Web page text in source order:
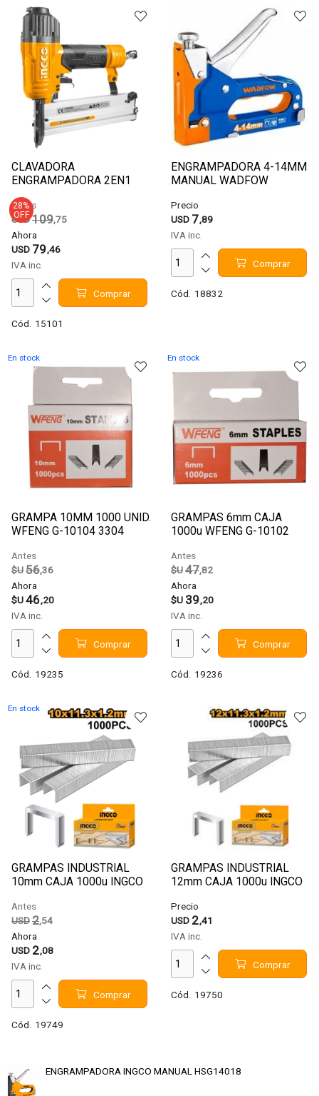
ENGRAMPADORA INGCO MANUAL HSG14018
CLAVADORA
ENGRAMPADORA 2EN1
NEUMATICA INGCO
ACN50401
28%
OFF
Antes
USD109,75
Ahora
USD 79,46
IVA inc.
Comprar
Cód. 15101
ENGRAMPADORA 4-14MM
MANUAL WADFOW
Precio
USD 7,89
IVA inc.
Comprar
Cód. 18832
En stock
GRAMPA 10MM 1000 UNID.
WFENG G-10104 3304
Antes
$U56,36
Ahora
$U46,20
IVA inc.
Comprar
Cód. 19235
En stock
GRAMPAS 6mm CAJA
1000u WFENG G-10102
Antes
$U47,82
Ahora
$U 39,20
IVA inc.
Comprar
Cód. 19236
En stock
GRAMPAS INDUSTRIAL
10mm CAJA 1000u INGCO
Antes
USD2,54
Ahora
USD 2,08
IVA inc.
Comprar
Cód. 19749
GRAMPAS INDUSTRIAL
12mm CAJA 1000u INGCO
Precio
USD 2,41
IVA inc.
Comprar
Cód. 19750